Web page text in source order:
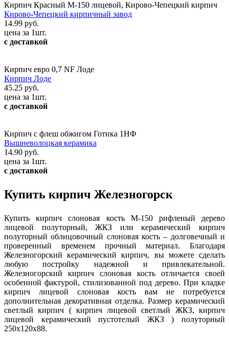
Кирпич Красный М-150 лицевой, Кирово-Чепецкий кирпич
Кирово-Чепецкий кирпичный завод
14.99 руб.
цена за 1шт.
с доставкой
Кирпич евро 0,7 NF Лоде
Кирпич Лоде
45.25 руб.
цена за 1шт.
с доставкой
Кирпич с флеш обжигом Готика 1НФ
Вышневолоцкая керамика
14.90 руб.
цена за 1шт.
с доставкой
Купить кирпич Железногорск
Купить кирпич слоновая кость М-150 рифленый дерево
лицевой полуторный, ЖКЗ или керамический кирпич
полуторный облицовочный слоновая кость – долговечный и
проверенный временем прочный материал. Благодаря
Железногорский керамический кирпич, вы можете сделать
любую постройку надежной и привлекательной.
Железногорский кирпич слоновая кость отличается своей
особенной фактурой, стилизованной под дерево. При кладке
кирпич лицевой слоновая кость вам не потребуется
дополнительная декоративная отделка. Размер керамический
светлый кирпич ( кирпич лицевой светлый ЖКЗ, кирпич
лицевой керамический пустотелый ЖКЗ ) полуторный
250х120х88.